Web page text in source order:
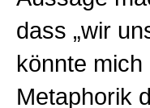
dass „wir
könnte
Metaphorik